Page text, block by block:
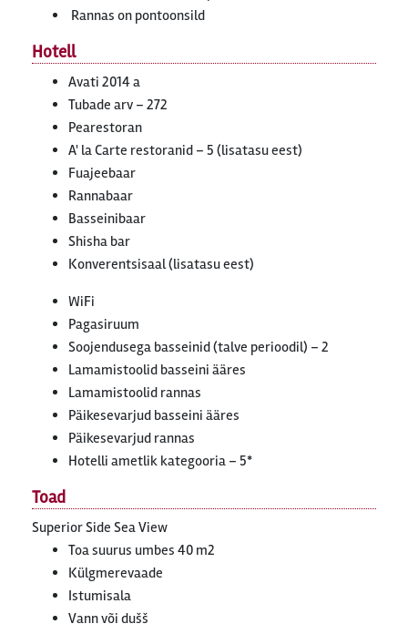
Rannas on pontoonsild
Hotell
Avati 2014 a
Tubade arv – 272
Pearestoran
A' la Carte restoranid – 5 (lisatasu eest)
Fuajeebaar
Rannabaar
Basseinibaar
Shisha bar
Konverentsisaal (lisatasu eest)
WiFi
Pagasiruum
Soojendusega basseinid (talve perioodil) – 2
Lamamistoolid basseini ääres
Lamamistoolid rannas
Päikesevarjud basseini ääres
Päikesevarjud rannas
Hotelli ametlik kategooria – 5*
Toad
Superior Side Sea View
Toa suurus umbes 40 m2
Külgmerevaade
Istumisala
Vann või dušš